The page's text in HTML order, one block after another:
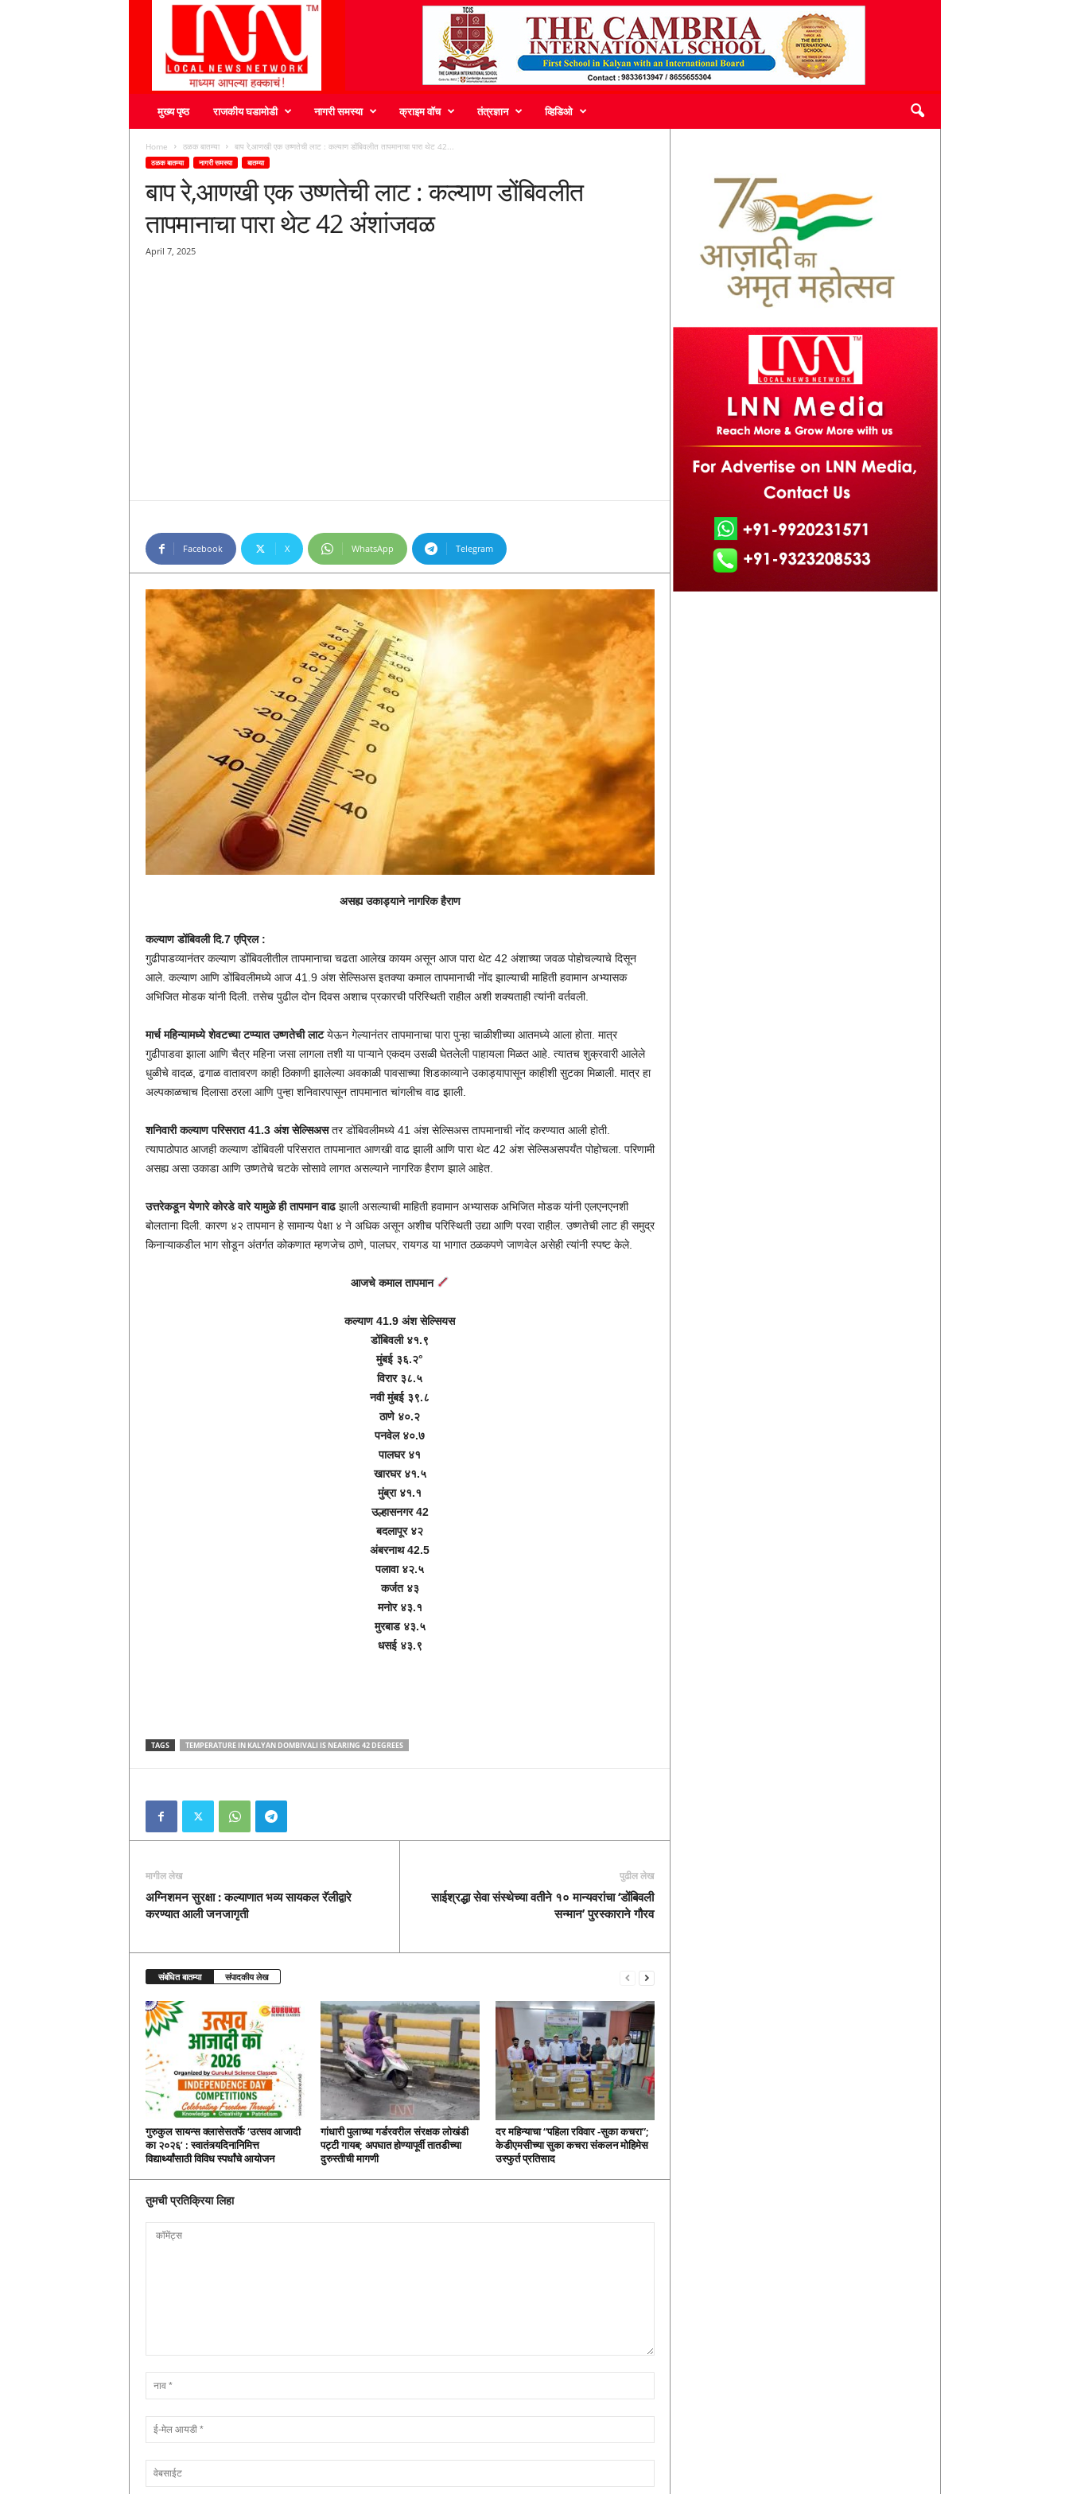
मुख्य पृष्ठ राजकीय घडामोडी नागरी समस्या क्राइम वॉच तंत्रज्ञान व्हिडिओ
Home ठळक बातम्या बाप रे,आणखी एक उष्णतेची लाट : कल्याण डोंबिवलीत तापमानाचा पारा थेट 42...
ठळक बातम्या नागरी समस्या बातम्या
बाप रे,आणखी एक उष्णतेची लाट : कल्याण डोंबिवलीत
तापमानाचा पारा थेट 42 अंशांजवळ
April 7, 2025
Facebook X WhatsApp Telegram
असह्य उकाड्याने नागरिक हैराण
कल्याण डोंबिवली दि.7 एप्रिल :
गुढीपाडव्यानंतर कल्याण डोंबिवलीतील तापमानाचा चढता आलेख कायम असून आज पारा थेट 42 अंशाच्या जवळ पोहोचल्याचे दिसून
आले. कल्याण आणि डोंबिवलीमध्ये आज 41.9 अंश सेल्सिअस इतक्या कमाल तापमानाची नोंद झाल्याची माहिती हवामान अभ्यासक
अभिजित मोडक यांनी दिली. तसेच पुढील दोन दिवस अशाच प्रकारची परिस्थिती राहील अशी शक्यताही त्यांनी वर्तवली.
मार्च महिन्यामध्ये शेवटच्या टप्प्यात उष्णतेची लाटयेऊन गेल्यानंतर तापमानाचा पारा पुन्हा चाळीशीच्या आतमध्ये आला होता. मात्र
गुढीपाडवा झाला आणि चैत्र महिना जसा लागला तशी या पाऱ्याने एकदम उसळी घेतलेली पाहायला मिळत आहे. त्यातच शुक्रवारी आलेले
धुळीचे वादळ, ढगाळ वातावरण काही ठिकाणी झालेल्या अवकाळी पावसाच्या शिडकाव्याने उकाड्यापासून काहीशी सुटका मिळाली. मात्र हा
अल्पकाळचाच दिलासा ठरला आणि पुन्हा शनिवारपासून तापमानात चांगलीच वाढ झाली.
शनिवारी कल्याण परिसरात 41.3 अंश सेल्सिअसतर डोंबिवलीमध्ये 41 अंश सेल्सिअस तापमानाची नोंद करण्यात आली होती.
त्यापाठोपाठ आजही कल्याण डोंबिवली परिसरात तापमानात आणखी वाढ झाली आणि पारा थेट 42 अंश सेल्सिअसपर्यंत पोहोचला. परिणामी
असह्य असा उकाडा आणि उष्णतेचे चटके सोसावे लागत असल्याने नागरिक हैराण झाले आहेत.
उत्तरेकडून येणारे कोरडे वारे यामुळे ही तापमान वाढझाली असल्याची माहिती हवामान अभ्यासक अभिजित मोडक यांनी एलएनएनशी
बोलताना दिली. कारण ४२ तापमान हे सामान्य पेक्षा ४ ने अधिक असून अशीच परिस्थिती उद्या आणि परवा राहील. उष्णतेची लाट ही समुद्र
किनाऱ्याकडील भाग सोडून अंतर्गत कोकणात म्हणजेच ठाणे, पालघर, रायगड या भागात ठळकपणे जाणवेल असेही त्यांनी स्पष्ट केले.
आजचे कमाल तापमान
कल्याण 41.9 अंश सेल्सियस
डोंबिवली ४१.९
मुंबई ३६.२°
विरार ३८.५
नवी मुंबई ३९.८
ठाणे ४०.२
पनवेल ४०.७
पालघर ४१
खारघर ४१.५
मुंब्रा ४१.१
उल्हासनगर 42
बदलापूर ४२
अंबरनाथ 42.5
पलावा ४२.५
कर्जत ४३
मनोर ४३.१
मुरबाड ४३.५
धसई ४३.९
TAGS TEMPERATURE IN KALYAN DOMBIVALI IS NEARING 42 DEGREES
मागील लेख
अग्निशमन सुरक्षा : कल्याणात भव्य सायकल रॅलीद्वारे
करण्यात आली जनजागृती
पुढील लेख
साईश्रद्धा सेवा संस्थेच्या वतीने १० मान्यवरांचा ‘डोंबिवली
सन्मान’ पुरस्काराने गौरव
संबंधित बातम्या संपादकीय लेख
गुरुकुल सायन्स क्लासेसतर्फे ‘उत्सव आजादी
का २०२६’ : स्वातंत्र्यदिनानिमित्त
विद्यार्थ्यांसाठी विविध स्पर्धांचे आयोजन
गांधारी पुलाच्या गर्डरवरील संरक्षक लोखंडी
पट्टी गायब; अपघात होण्यापूर्वी तातडीच्या
दुरुस्तीची मागणी
दर महिन्याचा “पहिला रविवार -सुका कचरा”;
केडीएमसीच्या सुका कचरा संकलन मोहिमेस
उस्फुर्त प्रतिसाद
तुमची प्रतिक्रिया लिहा